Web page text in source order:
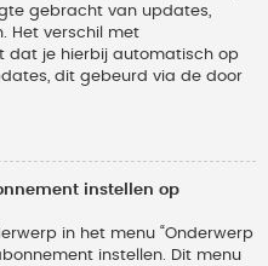
gebracht van updates,
Het verschil met
dat je hierbij automatisch op
dit gebeurd via de door
instellen op
in het menu “Onderwerp
instellen. Dit menu